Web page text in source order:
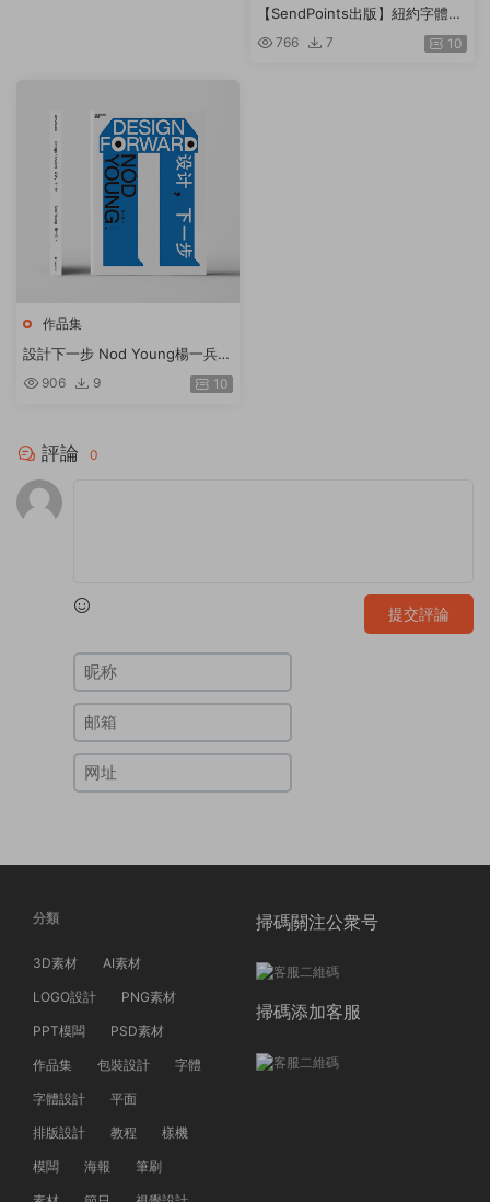
【SendPoints出版】紐約字體指
導俱樂部年鑒 39 The 39th Ann
ual of the Type Directors Club
766 7 10
作品集
設計下一步 Nod Young楊一兵著
知名設計師藝術家Nod Young25
906 9 10
評論 0
提交評論
分類
3D素材 AI素材
LOGO設計 PNG素材
PPT模闆 PSD素材
作品集 包裝設計 字體
字體設計 平面
排版設計 教程 樣機
模闆 海報 筆刷
掃碼關注公衆号
掃碼添加客服